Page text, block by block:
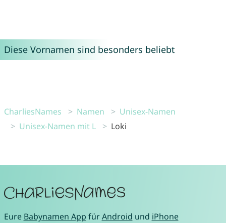
Diese Vornamen sind besonders beliebt
CharliesNames Namen
Unisex-Namen
Unisex-Namen mit L
Loki
Eure Babynamen App fürAndroid und iPhone